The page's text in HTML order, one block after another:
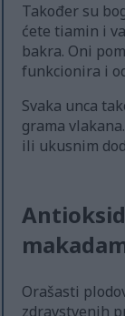
Također su
ćete tiamin i
bakra. Oni
funkcionira i
Svaka unca
grama
ili ukusnim
Orašasti
zdravstvenih